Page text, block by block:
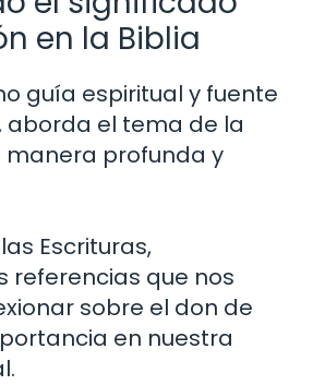
en la Biblia
guía espiritual y fuente
aborda el tema de la
manera profunda y
Escrituras,
referencias que nos
sobre el don de
en nuestra